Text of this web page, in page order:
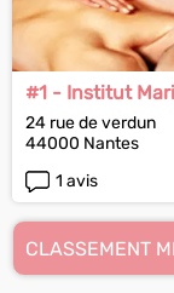
#1 - Institut
24 rue de verdun
44000 Nantes
1 avis
CLASSEMENT